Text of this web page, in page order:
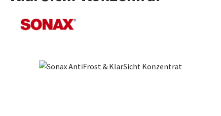
Bildergalerie überspringen